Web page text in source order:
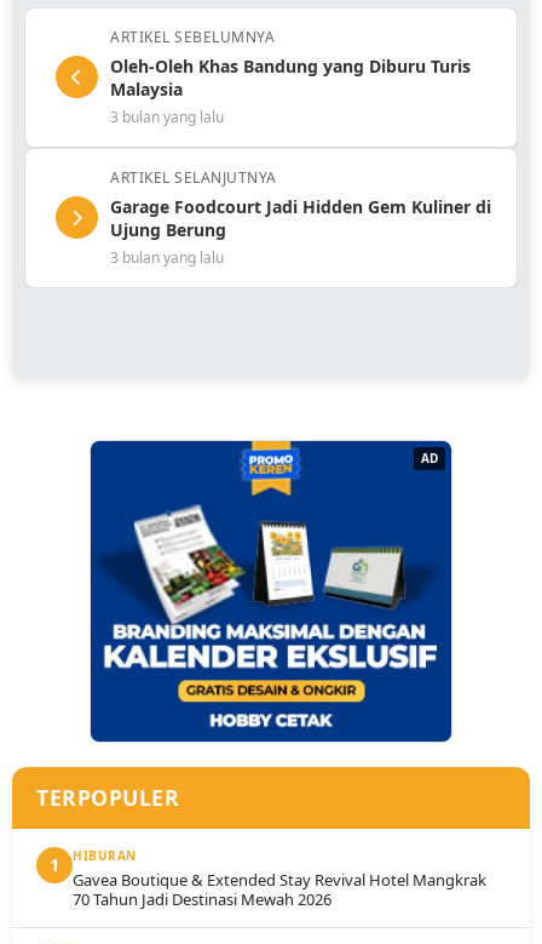
ARTIKEL SEBELUMNYA
Oleh-Oleh Khas Bandung yang Diburu Turis
Malaysia
3 bulan yang lalu
ARTIKEL SELANJUTNYA
Garage Foodcourt Jadi Hidden Gem Kuliner di
Ujung Berung
3 bulan yang lalu
AD
TERPOPULER
1 HIBURAN
Gavea Boutique & Extended Stay Revival Hotel Mangkrak
70 Tahun Jadi Destinasi Mewah 2026